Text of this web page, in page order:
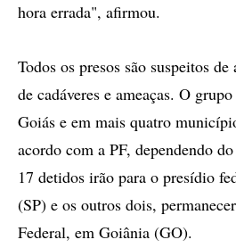
hora errada", afirmou.
Todos os presos são suspeitos
de cadáveres e ameaças. O
Goiás e em mais quatro
acordo com a PF, dependendo
17 detidos irão para o presídio
(SP) e os outros dois,
Federal, em Goiânia (GO).